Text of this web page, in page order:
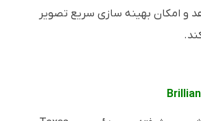
امکان بهینه سازی سریع تصویر